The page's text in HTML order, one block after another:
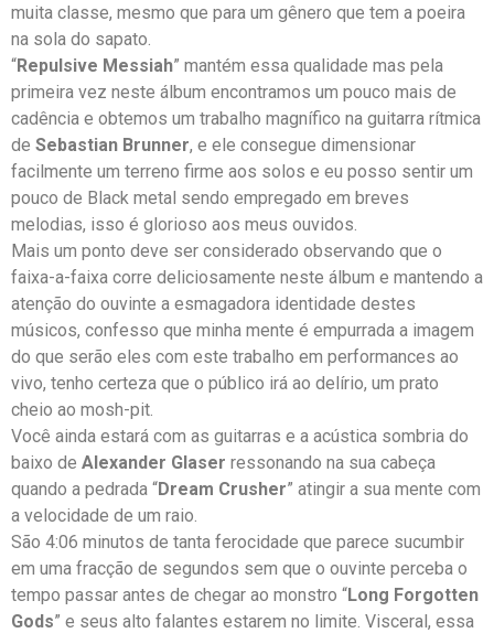
muita classe, mesmo que para um gênero que tem a poeira
na sola do sapato.
“Repulsive Messiah” mantém essa qualidade mas pela
primeira vez neste álbum encontramos um pouco mais de
cadência e obtemos um trabalho magnífico na guitarra rítmica
de Sebastian Brunner, e ele consegue dimensionar
facilmente um terreno firme aos solos e eu posso sentir um
pouco de Black metal sendo empregado em breves
melodias, isso é glorioso aos meus ouvidos.
Mais um ponto deve ser considerado observando que o
faixa-a-faixa corre deliciosamente neste álbum e mantendo a
atenção do ouvinte a esmagadora identidade destes
músicos, confesso que minha mente é empurrada a imagem
do que serão eles com este trabalho em performances ao
vivo, tenho certeza que o público irá ao delírio, um prato
cheio ao mosh-pit.
Você ainda estará com as guitarras e a acústica sombria do
baixo de Alexander Glaser ressonando na sua cabeça
quando a pedrada “Dream Crusher” atingir a sua mente com
a velocidade de um raio.
São 4:06 minutos de tanta ferocidade que parece sucumbir
em uma fracção de segundos sem que o ouvinte perceba o
tempo passar antes de chegar ao monstro “Long Forgotten
Gods” e seus alto falantes estarem no limite. Visceral, essa